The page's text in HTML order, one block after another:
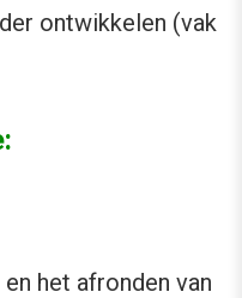
ontwikkelen (vak
het afronden van